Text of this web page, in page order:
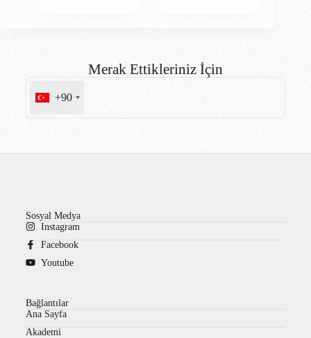
Merak Ettikleriniz İçin
+90
Sosyal Medya
Instagram
Facebook
Youtube
Bağlantılar
Ana Sayfa
Akademi